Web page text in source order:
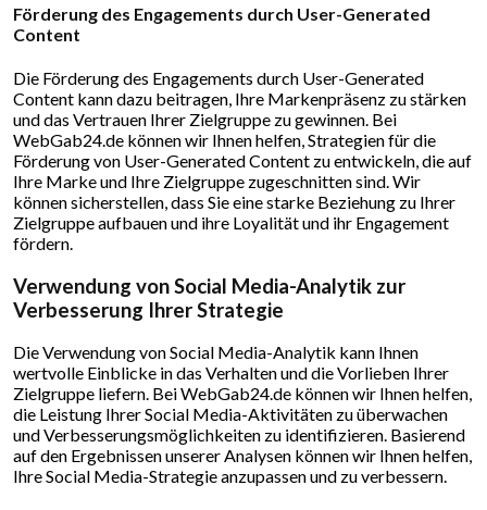
Förderung des Engagements durch User-Generated
Content
Die Förderung des Engagements durch User-Generated
Content kann dazu beitragen, Ihre Markenpräsenz zu stärken
und das Vertrauen Ihrer Zielgruppe zu gewinnen. Bei
WebGab24.de können wir Ihnen helfen, Strategien für die
Förderung von User-Generated Content zu entwickeln, die auf
Ihre Marke und Ihre Zielgruppe zugeschnitten sind. Wir
können sicherstellen, dass Sie eine starke Beziehung zu Ihrer
Zielgruppe aufbauen und ihre Loyalität und ihr Engagement
fördern.
Verwendung von Social Media-Analytik zur
Verbesserung Ihrer Strategie
Die Verwendung von Social Media-Analytik kann Ihnen
wertvolle Einblicke in das Verhalten und die Vorlieben Ihrer
Zielgruppe liefern. Bei WebGab24.de können wir Ihnen helfen,
die Leistung Ihrer Social Media-Aktivitäten zu überwachen
und Verbesserungsmöglichkeiten zu identifizieren. Basierend
auf den Ergebnissen unserer Analysen können wir Ihnen helfen,
Ihre Social Media-Strategie anzupassen und zu verbessern.